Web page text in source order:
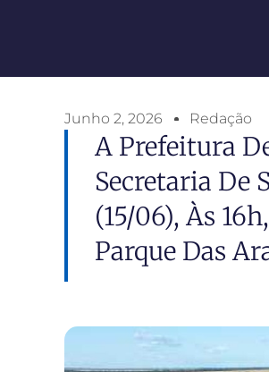
Junho 2, 2026 Redação
A Prefeitura
Secretaria De
(15/06), Às
Parque Das